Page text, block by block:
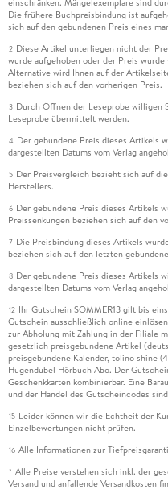
Die frühere Buchpreisbindung ist
sich auf den gebundenen Preis eines
2 Diese Artikel unterliegen nicht der
wurde aufgehoben oder der Preis
Alternative wird Ihnen auf der
beziehen sich auf den vorherigen Preis.
3 Durch Öffnen der Leseprobe willigen
Leseprobe übermittelt werden.
4 Der gebundene Preis dieses Artikels
dargestellten Datums vom Verlag
5 Der Preisvergleich bezieht sich auf
Herstellers.
6 Der gebundene Preis dieses Artikels
Preissenkungen beziehen sich auf den
7 Die Preisbindung dieses Artikels
beziehen sich auf den letzten
8 Der gebundene Preis dieses Artikels
dargestellten Datums vom Verlag
12 Ihr Gutschein SOMMER13 gilt bis
Gutschein ausschließlich online
zur Abholung mit Zahlung in der Filiale
gesetzlich preisgebundene Artikel
preisgebundene Kalender, tolino shine
Hugendubel Hörbuch Abo. Der
Geschenkkarten kombinierbar. Eine
und der Handel des Gutscheincodes
15 Leider können wir die Echtheit der
Einzelbewertungen nicht prüfen.
16 Alle Informationen zur
* Alle Preise verstehen sich inkl. der
Versand und anfallende Versandkosten